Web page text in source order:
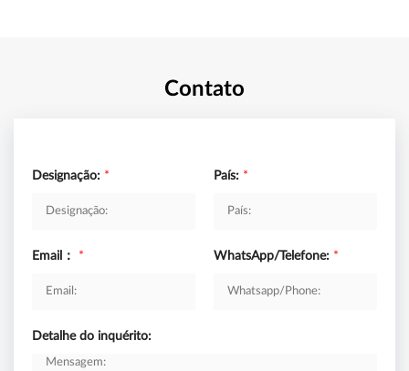
Contato
Designação: * País: *
Email： * WhatsApp/Telefone: *
Detalhe do inquérito: